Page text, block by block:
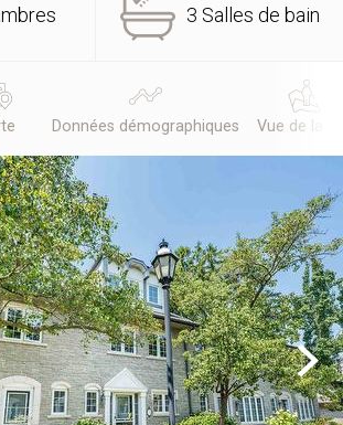
3 Salles de bain
Données démographiques Vue de la
Next